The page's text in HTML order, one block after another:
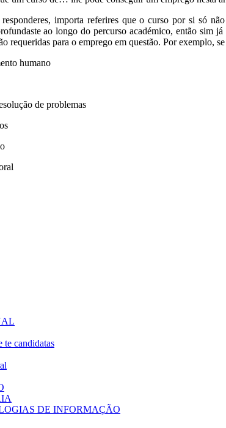
importa referires que o curso por si só
ao longo do percurso académico, então sim
requeridas para o emprego em questão. Por exemplo,
humano
de problemas
candidatas
DE INFORMAÇÃO